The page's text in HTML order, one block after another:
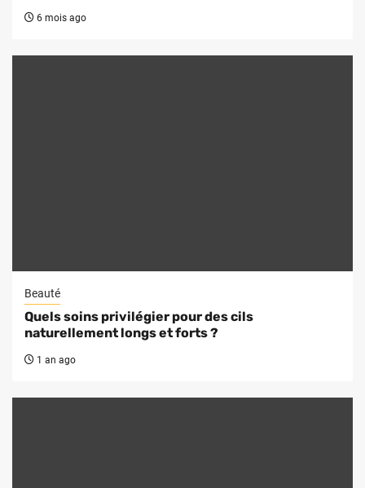
6 mois ago
Beauté
Quels soins privilégier pour des cils
naturellement longs et forts ?
1 an ago